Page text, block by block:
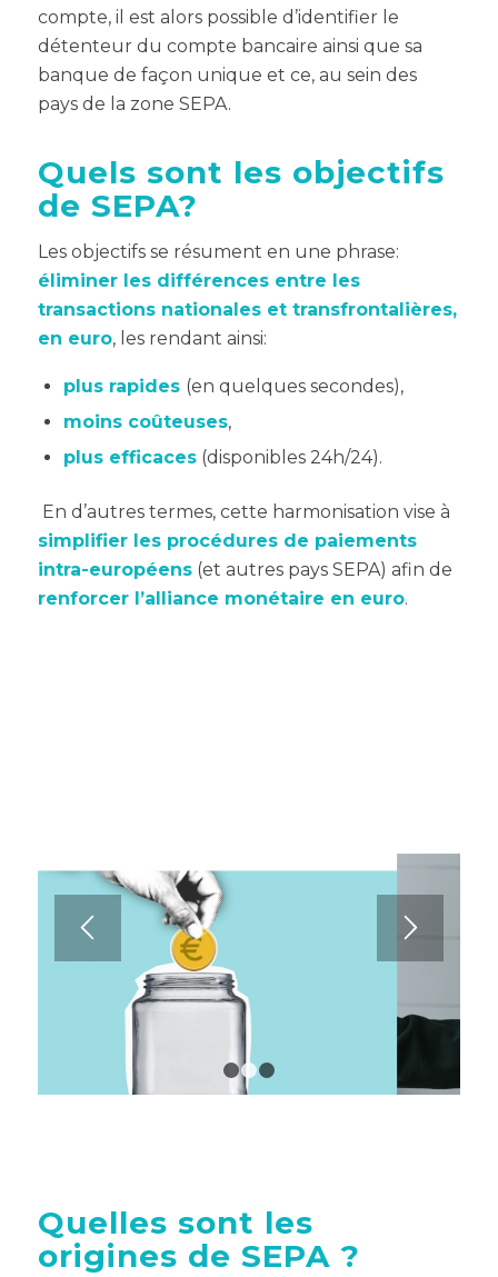
compte, il est alors possible d’identifier le
détenteur du compte bancaire ainsi que sa
banque de façon unique et ce, au sein des
pays de la zone SEPA.
Quels sont les objectifs
de SEPA?
Les objectifs se résument en une phrase:
éliminer les différences entre les
transactions nationales et transfrontalières,
en euro, les rendant ainsi:
plus rapides (en quelques secondes),
moins coûteuses,
plus efficaces(disponibles 24h/24).
En d’autres termes, cette harmonisation vise à
simplifier les procédures de paiements
intra-européens(et autres pays SEPA) afin de
renforcer l’alliance monétaire en euro.
Quelles sont les
origines de SEPA ?